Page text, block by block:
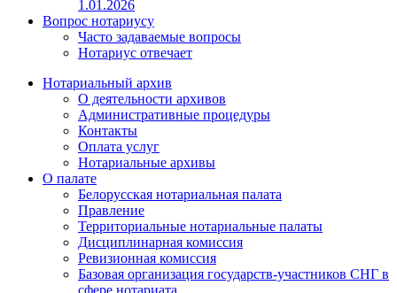
1.01.2026
Вопрос нотариусу
Часто задаваемые вопросы
Нотариус отвечает
Нотариальный архив
О деятельности архивов
Административные процедуры
Контакты
Оплата услуг
Нотариальные архивы
О палате
Белорусская нотариальная палата
Правление
Территориальные нотариальные палаты
Дисциплинарная комиссия
Ревизионная комиссия
Базовая организация государств-участников СНГ в